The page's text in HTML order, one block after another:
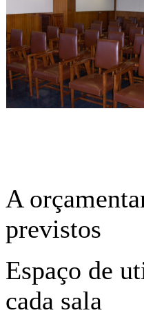
A
previstos
Espaço de
cada sala